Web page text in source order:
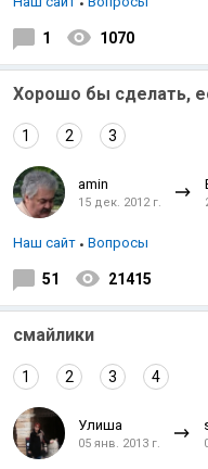
1 1070
Хорошо бы сделать,
1 2 3
amin
15 дек. 2012 г.
Наш сайт Вопросы
51 21415
смайлики
1 2 3 4
Улиша
05 янв. 2013 г.